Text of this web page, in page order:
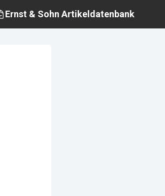
Ernst & Sohn Artikeldatenbank